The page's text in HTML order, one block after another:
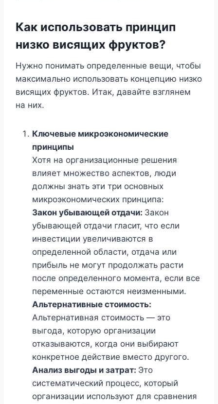
Как использовать принцип
низко висящих фруктов?
Нужно понимать определенные вещи, чтобы
максимально использовать концепцию низко
висящих фруктов. Итак, давайте взглянем
на них.
Ключевые микроэкономические
принципы
Хотя на организационные решения
влияет множество аспектов, люди
должны знать эти три основных
микроэкономических принципа:
Закон убывающей отдачи: Закон
убывающей отдачи гласит, что если
инвестиции увеличиваются в
определенной области, отдача или
прибыль не могут продолжать расти
после определенного момента, если все
переменные остаются неизменными.
Альтернативные стоимость:
Альтернативная стоимость — это
выгода, которую организации
отказываются, когда они выбирают
конкретное действие вместо другого.
Анализ выгоды и затрат: Это
систематический процесс, который
организации используют для сравнения